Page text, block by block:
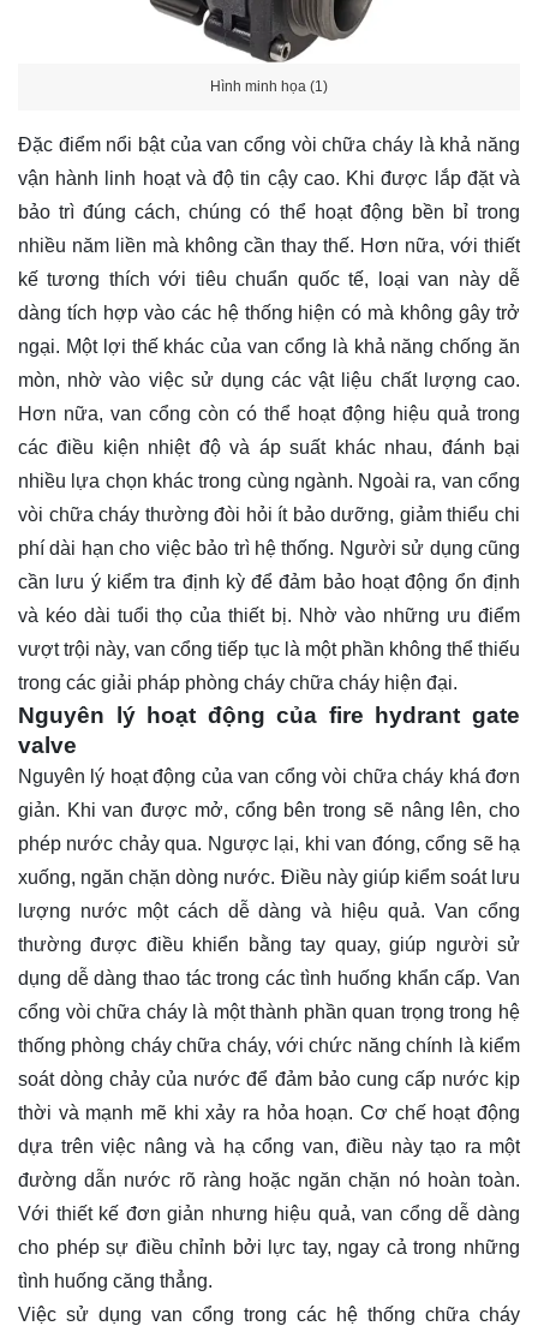
Hình minh họa (1)
Đặc điểm nổi bật của van cổng vòi chữa cháy là khả năng
vận hành linh hoạt và độ tin cậy cao. Khi được lắp đặt và
bảo trì đúng cách, chúng có thể hoạt động bền bỉ trong
nhiều năm liền mà không cần thay thế. Hơn nữa, với thiết
kế tương thích với tiêu chuẩn quốc tế, loại van này dễ
dàng tích hợp vào các hệ thống hiện có mà không gây trở
ngại. Một lợi thế khác của van cổng là khả năng chống ăn
mòn, nhờ vào việc sử dụng các vật liệu chất lượng cao.
Hơn nữa, van cổng còn có thể hoạt động hiệu quả trong
các điều kiện nhiệt độ và áp suất khác nhau, đánh bại
nhiều lựa chọn khác trong cùng ngành. Ngoài ra, van cổng
vòi chữa cháy thường đòi hỏi ít bảo dưỡng, giảm thiểu chi
phí dài hạn cho việc bảo trì hệ thống. Người sử dụng cũng
cần lưu ý kiểm tra định kỳ để đảm bảo hoạt động ổn định
và kéo dài tuổi thọ của thiết bị. Nhờ vào những ưu điểm
vượt trội này, van cổng tiếp tục là một phần không thể thiếu
trong các giải pháp phòng cháy chữa cháy hiện đại.
Nguyên lý hoạt động của fire hydrant gate
valve
Nguyên lý hoạt động của van cổng vòi chữa cháy khá đơn
giản. Khi van được mở, cổng bên trong sẽ nâng lên, cho
phép nước chảy qua. Ngược lại, khi van đóng, cổng sẽ hạ
xuống, ngăn chặn dòng nước. Điều này giúp kiểm soát lưu
lượng nước một cách dễ dàng và hiệu quả. Van cổng
thường được điều khiển bằng tay quay, giúp người sử
dụng dễ dàng thao tác trong các tình huống khẩn cấp. Van
cổng vòi chữa cháy là một thành phần quan trọng trong hệ
thống phòng cháy chữa cháy, với chức năng chính là kiểm
soát dòng chảy của nước để đảm bảo cung cấp nước kịp
thời và mạnh mẽ khi xảy ra hỏa hoạn. Cơ chế hoạt động
dựa trên việc nâng và hạ cổng van, điều này tạo ra một
đường dẫn nước rõ ràng hoặc ngăn chặn nó hoàn toàn.
Với thiết kế đơn giản nhưng hiệu quả, van cổng dễ dàng
cho phép sự điều chỉnh bởi lực tay, ngay cả trong những
tình huống căng thẳng.
Việc sử dụng van cổng trong các hệ thống chữa cháy